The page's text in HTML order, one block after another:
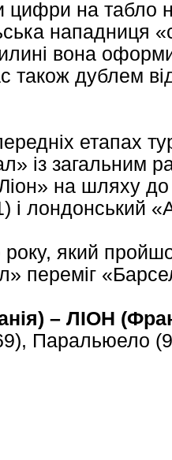
цифри на табло
нападниця
вона
також дублем
етапах
із загальним
на шляху
і лондонський
року, який
переміг
– ЛІОН
Паральюело